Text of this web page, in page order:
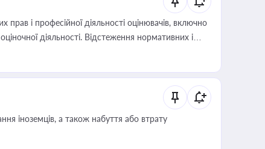
і професійної діяльності оцінювачів, включно
діяльності. Відстеження нормативних і
або бухгалтера під час оподаткування,
суб'єктів оціночної діяльності
іноземців, а також набуття або втрату